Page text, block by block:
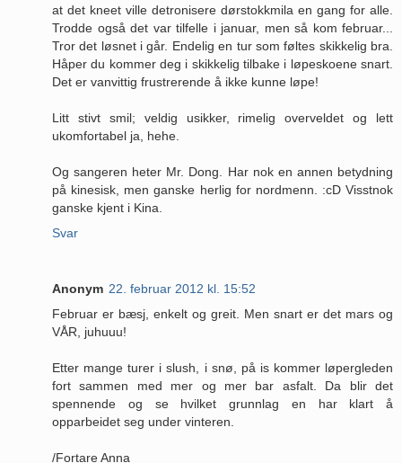
at det kneet ville detronisere dørstokkmila en gang for alle.
Trodde også det var tilfelle i januar, men så kom februar...
Tror det løsnet i går. Endelig en tur som føltes skikkelig bra.
Håper du kommer deg i skikkelig tilbake i løpeskoene snart.
Det er vanvittig frustrerende å ikke kunne løpe!
Litt stivt smil; veldig usikker, rimelig overveldet og lett
ukomfortabel ja, hehe.
Og sangeren heter Mr. Dong. Har nok en annen betydning
på kinesisk, men ganske herlig for nordmenn. :cD Visstnok
ganske kjent i Kina.
Svar
Anonym 22. februar 2012 kl. 15:52
Februar er bæsj, enkelt og greit. Men snart er det mars og
VÅR, juhuuu!
Etter mange turer i slush, i snø, på is kommer løpergleden
fort sammen med mer og mer bar asfalt. Da blir det
spennende og se hvilket grunnlag en har klart å
opparbeidet seg under vinteren.
/Fortare Anna